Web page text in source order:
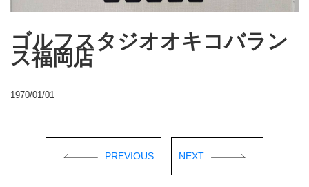
ゴルフスタジオオキコバラン
ス福岡店
1970/01/01
PREVIOUS NEXT